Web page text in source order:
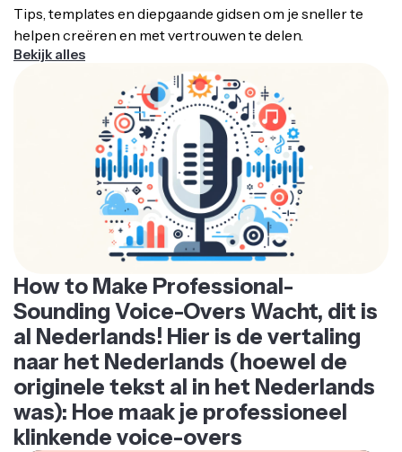
Tips, templates en diepgaande gidsen om je sneller te
helpen creëren en met vertrouwen te delen.
Bekijk alles
How to Make Professional-
Sounding Voice-Overs Wacht, dit is
al Nederlands! Hier is de vertaling
naar het Nederlands (hoewel de
originele tekst al in het Nederlands
was): Hoe maak je professioneel
klinkende voice-overs